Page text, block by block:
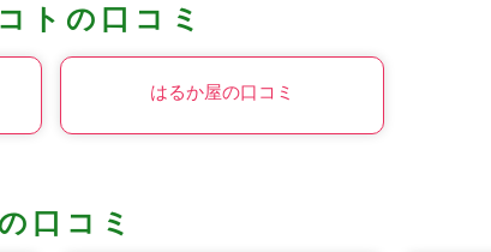
トの口コミ
はるか屋の口コミ
口コミ